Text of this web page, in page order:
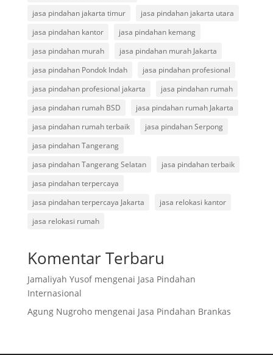
jasa pindahan jakarta timur
jasa pindahan jakarta utara
jasa pindahan kantor
jasa pindahan kemang
jasa pindahan murah
jasa pindahan murah Jakarta
jasa pindahan Pondok Indah
jasa pindahan profesional
jasa pindahan profesional jakarta
jasa pindahan rumah
jasa pindahan rumah BSD
jasa pindahan rumah Jakarta
jasa pindahan rumah terbaik
jasa pindahan Serpong
jasa pindahan Tangerang
jasa pindahan Tangerang Selatan
jasa pindahan terbaik
jasa pindahan terpercaya
jasa pindahan terpercaya Jakarta
jasa relokasi kantor
jasa relokasi rumah
Komentar Terbaru
Jamaliyah Yusofmengenai Jasa Pindahan
Internasional
Agung Nugrohomengenai Jasa Pindahan Brankas